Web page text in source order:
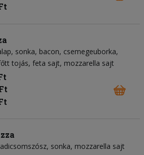
sonka bacon csemegeuborka
tojás feta sajt mozzarella sajt
sonka mozzarella sajt